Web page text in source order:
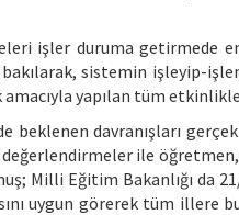
işler duruma getirmede
sistemin işleyip-
yapılan tüm
beklenen davranışları
değerlendirmeler ile
Milli Eğitim Bakanlığı da
uygun görerek tüm illere